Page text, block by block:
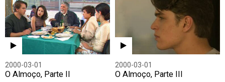
2000-03-01
O Almoço, Parte II
2000-03-01
O Almoço, Parte III